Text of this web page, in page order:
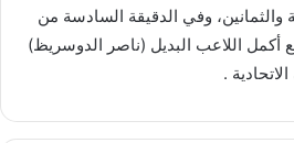
والثمانين، وفي الدقيقة السادسة من
اللاعب البديل (ناصر الدوسريظ)
.